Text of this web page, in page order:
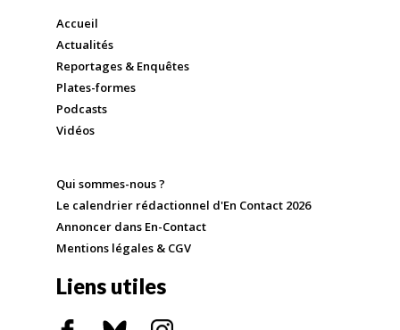
Accueil
Actualités
Reportages & Enquêtes
Plates-formes
Podcasts
Vidéos
Qui sommes-nous ?
Le calendrier rédactionnel d'En Contact 2026
Annoncer dans En-Contact
Mentions légales & CGV
Liens utiles